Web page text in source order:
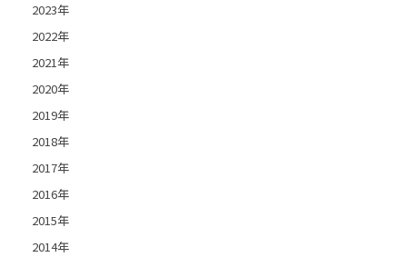
2023年
2022年
2021年
2020年
2019年
2018年
2017年
2016年
2015年
2014年